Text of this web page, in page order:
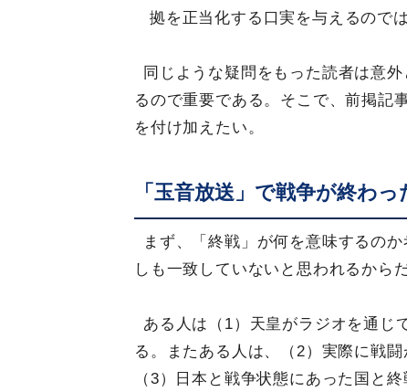
拠を正当化する口実を与えるのでは
同じような疑問をもった読者は意
るので重要である。そこで、前掲記
を付け加えたい。
「玉音放送」で戦争が終わ
まず、「終戦」が何を意味するの
しも一致していないと思われるからだ
ある人は（1）天皇がラジオを通じ
る。またある人は、（2）実際に戦
（3）日本と戦争状態にあった国と